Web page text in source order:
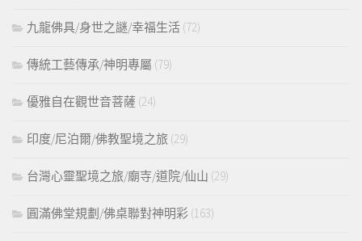
九龍佛具/身世之謎/幸福生活 (72)
傳統工藝傳承/神明專屬 (79)
優雅自在觀世音菩薩 (24)
印度/尼泊爾/佛教聖境之旅 (29)
台灣心靈聖境之旅/廟寺/道院/仙山 (29)
圓滿佛堂規劃/佛桌聯對神明彩 (163)